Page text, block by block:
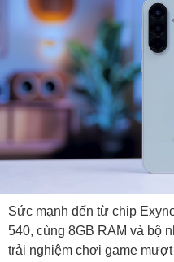
Sức mạnh đến từ chip
540, cùng 8GB RAM và bộ
trải nghiệm chơi game